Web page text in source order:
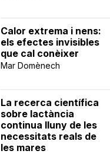
Calor extrema i nens:
els efectes invisibles
que cal conèixer
Mar Domènech
La recerca científica
sobre lactància
continua lluny de les
necessitats reals de
les mares